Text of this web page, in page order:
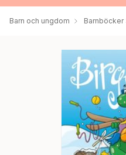
Barn och ungdom Barnböcker